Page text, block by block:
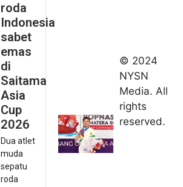
roda
Indonesia
sabet
emas
di
Saitama
Asia
Cup
2026
Dua atlet
muda
sepatu
roda
2026
Indonesia
kirim tiga
lifter
muda ke
Kejuaraan
© 2024
NYSN
Media. All
rights
reserved.